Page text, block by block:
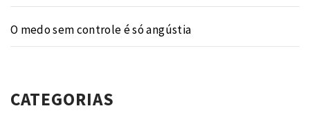
O medo sem controle é só angústia
CATEGORIAS